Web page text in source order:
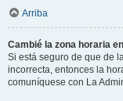
Arriba
Cambié la zona horaria
Si está seguro de que de
incorrecta, entonces la
comuníquese con La